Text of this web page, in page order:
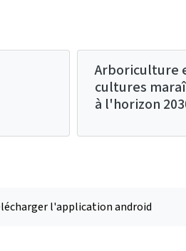
Arboriculture
cultures
à l'horizon
l'application android